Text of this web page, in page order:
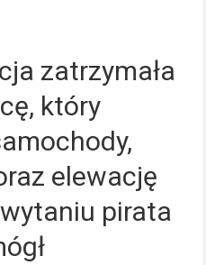
zatrzymała
który
elewację
pirata